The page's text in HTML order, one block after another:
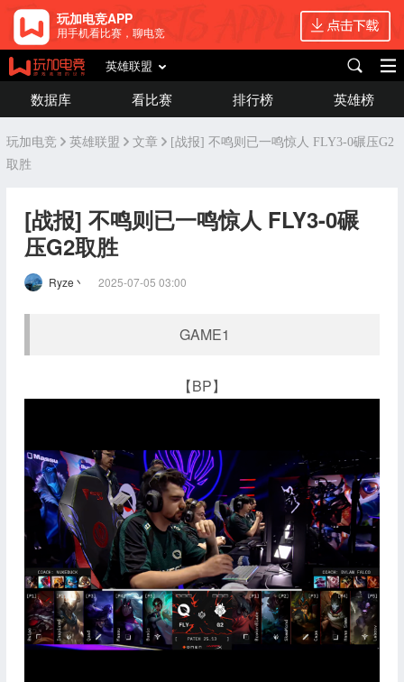
玩加电竞APP
用手机看比赛，聊电竞
英雄联盟
数据库 看比赛 排行榜 英雄榜
玩加电竞 英雄联盟 文章
[战报] 不鸣则已一鸣惊人 FLY3-0碾压G2
取胜
[战报] 不鸣则已一鸣惊人 FLY3-0碾
压G2取胜
Ryze丶 2025-07-05 03:00
GAME1
【BP】